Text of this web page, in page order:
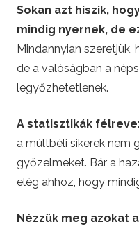
l
l
B
e
t
Sokan azt hiszik,
mindig nyernek, de
Mindannyian szeretjük,
de a valóságban a
legyőzhetetlenek.
A statisztikák
a múltbéli sikerek nem
győzelmeket. Bár a
elég ahhoz, hogy
Nézzük meg azokat